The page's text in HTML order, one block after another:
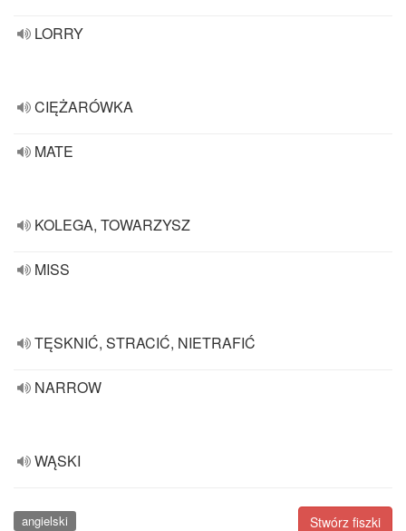
LORRY
CIĘŻARÓWKA
MATE
KOLEGA, TOWARZYSZ
MISS
TĘSKNIĆ, STRACIĆ, NIETRAFIĆ
NARROW
WĄSKI
Stwórz fiszki
angielski